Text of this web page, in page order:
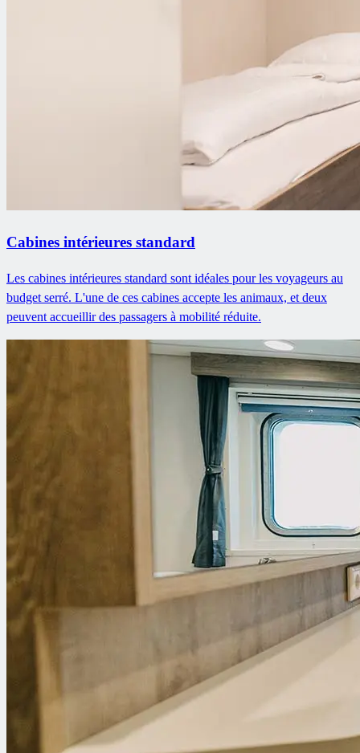
Cabines intérieures standard
Les cabines intérieures standard sont idéales pour les voyageurs au
budget serré. L'une de ces cabines accepte les animaux, et deux
peuvent accueillir des passagers à mobilité réduite.